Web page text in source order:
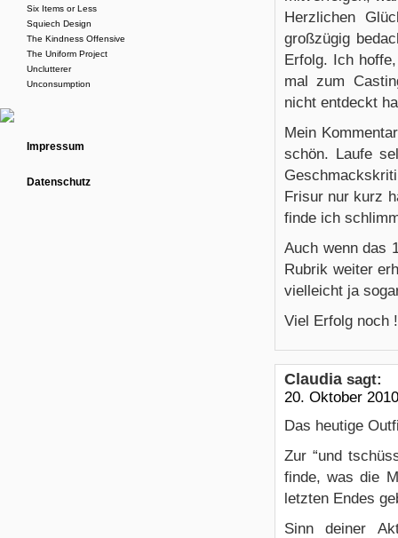
Herzlichen
großzügig
Erfolg. Ich
mal zum
nicht entdeckt
Mein
schön. Laufe
Frisur nur kurz
finde ich
Auch wenn das
Rubrik weiter
vielleicht ja
Viel Erfolg noch !
Claudia sagt:
20. Oktober
Das heutige
Zur “und
finde, was die
letzten Endes
Sinn deiner
Six Items or Less
Squiech Design
The Kindness Offensive
The Uniform Project
Unclutterer
Unconsumption
Impressum
Datenschutz